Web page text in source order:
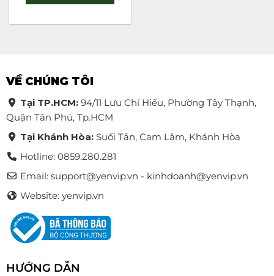
VỀ CHÚNG TÔI
Tại TP.HCM:94/11 Lưu Chí Hiếu, Phường Tây Thạnh,
Quận Tân Phú, Tp.HCM
Tại Khánh Hòa:Suối Tân, Cam Lâm, Khánh Hòa
Hotline: 0859.280.281
Email: support@yenvip.vn - kinhdoanh@yenvip.vn
Website: yenvip.vn
HƯỚNG DẪN